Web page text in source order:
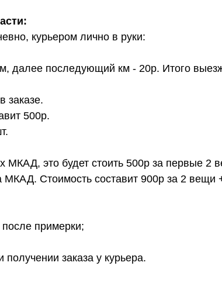
курьером лично в руки:
далее последующий км - 20р. Итого
заказе.
500р.
МКАД, это будет стоить 500р за первые
Стоимость составит 900р за 2
примерки;
заказа у курьера.